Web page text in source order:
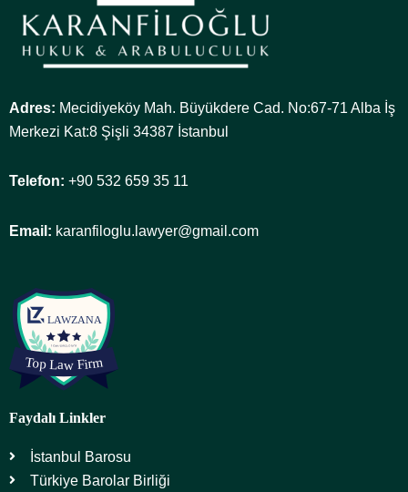
Adres: Mecidiyeköy Mah. Büyükdere Cad. No:67-71 Alba İş
Merkezi Kat:8 Şişli 34387 İstanbul
Telefon: +90 532 659 35 11
Email: karanfiloglu.lawyer@gmail.com
Faydalı Linkler
İstanbul Barosu
Türkiye Barolar Birliği